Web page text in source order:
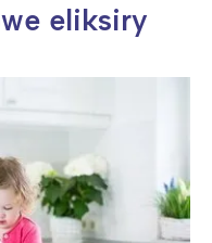
eliksiry